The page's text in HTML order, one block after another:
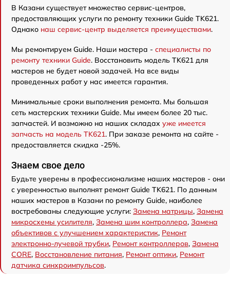
В Казани существует множество сервис-центров,
предоставляющих услуги по ремонту техники Guide TK621.
Однако наш сервис-центр выделяется преимуществами.
Мы ремонтируем Guide. Наши мастера - специалисты по
ремонту техники Guide. Восстановить модель TK621 для
мастеров не будет новой задачей. На все виды
проведенных работ у нас имеется гарантия.
Минимальные сроки выполнения ремонта. Мы большая
сеть мастерских техники Guide. Мы имеем более 20 тыс.
запчастей. И возможно на наших складах уже имеется
запчасть на модель TK621. При заказе ремонта на сайте -
предоставляется скидка -25%.
Знаем свое дело
Будьте уверены в профессионализме наших мастеров - они
с уверенностью выполнят ремонт Guide TK621. По данным
наших мастеров в Казани по ремонту Guide, наиболее
востребованы следующие услуги: Замена матрицы, Замена
микросхемы усилителя, Замена шим контроллера, Замена
объективов с улучшением характеристик, Ремонт
электронно-лучевой трубки, Ремонт контроллеров, Замена
CORE, Восстановление питания, Ремонт оптики, Ремонт
датчика синхроимпульсов.